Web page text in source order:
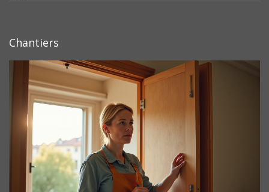
Chantiers